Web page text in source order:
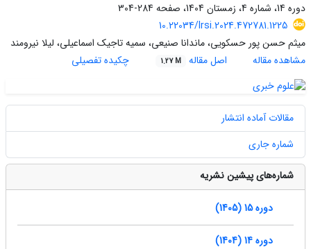
دوره 14، شماره 4، زمستان 1404، صفحه
284-304
10.22034/lrsi.2024.472781.1225
میثم حسن پور حسکویی، ماندانا صنیعی، سمیه تاجیک اسماعیلی، لیلا نیرومند
مشاهده مقاله
اصل مقاله 1.27 M چکیده تفصیلی
مقالات آماده انتشار
شماره جاری
شماره‌های پیشین نشریه
دوره 15 (1405)
دوره 14 (1404)